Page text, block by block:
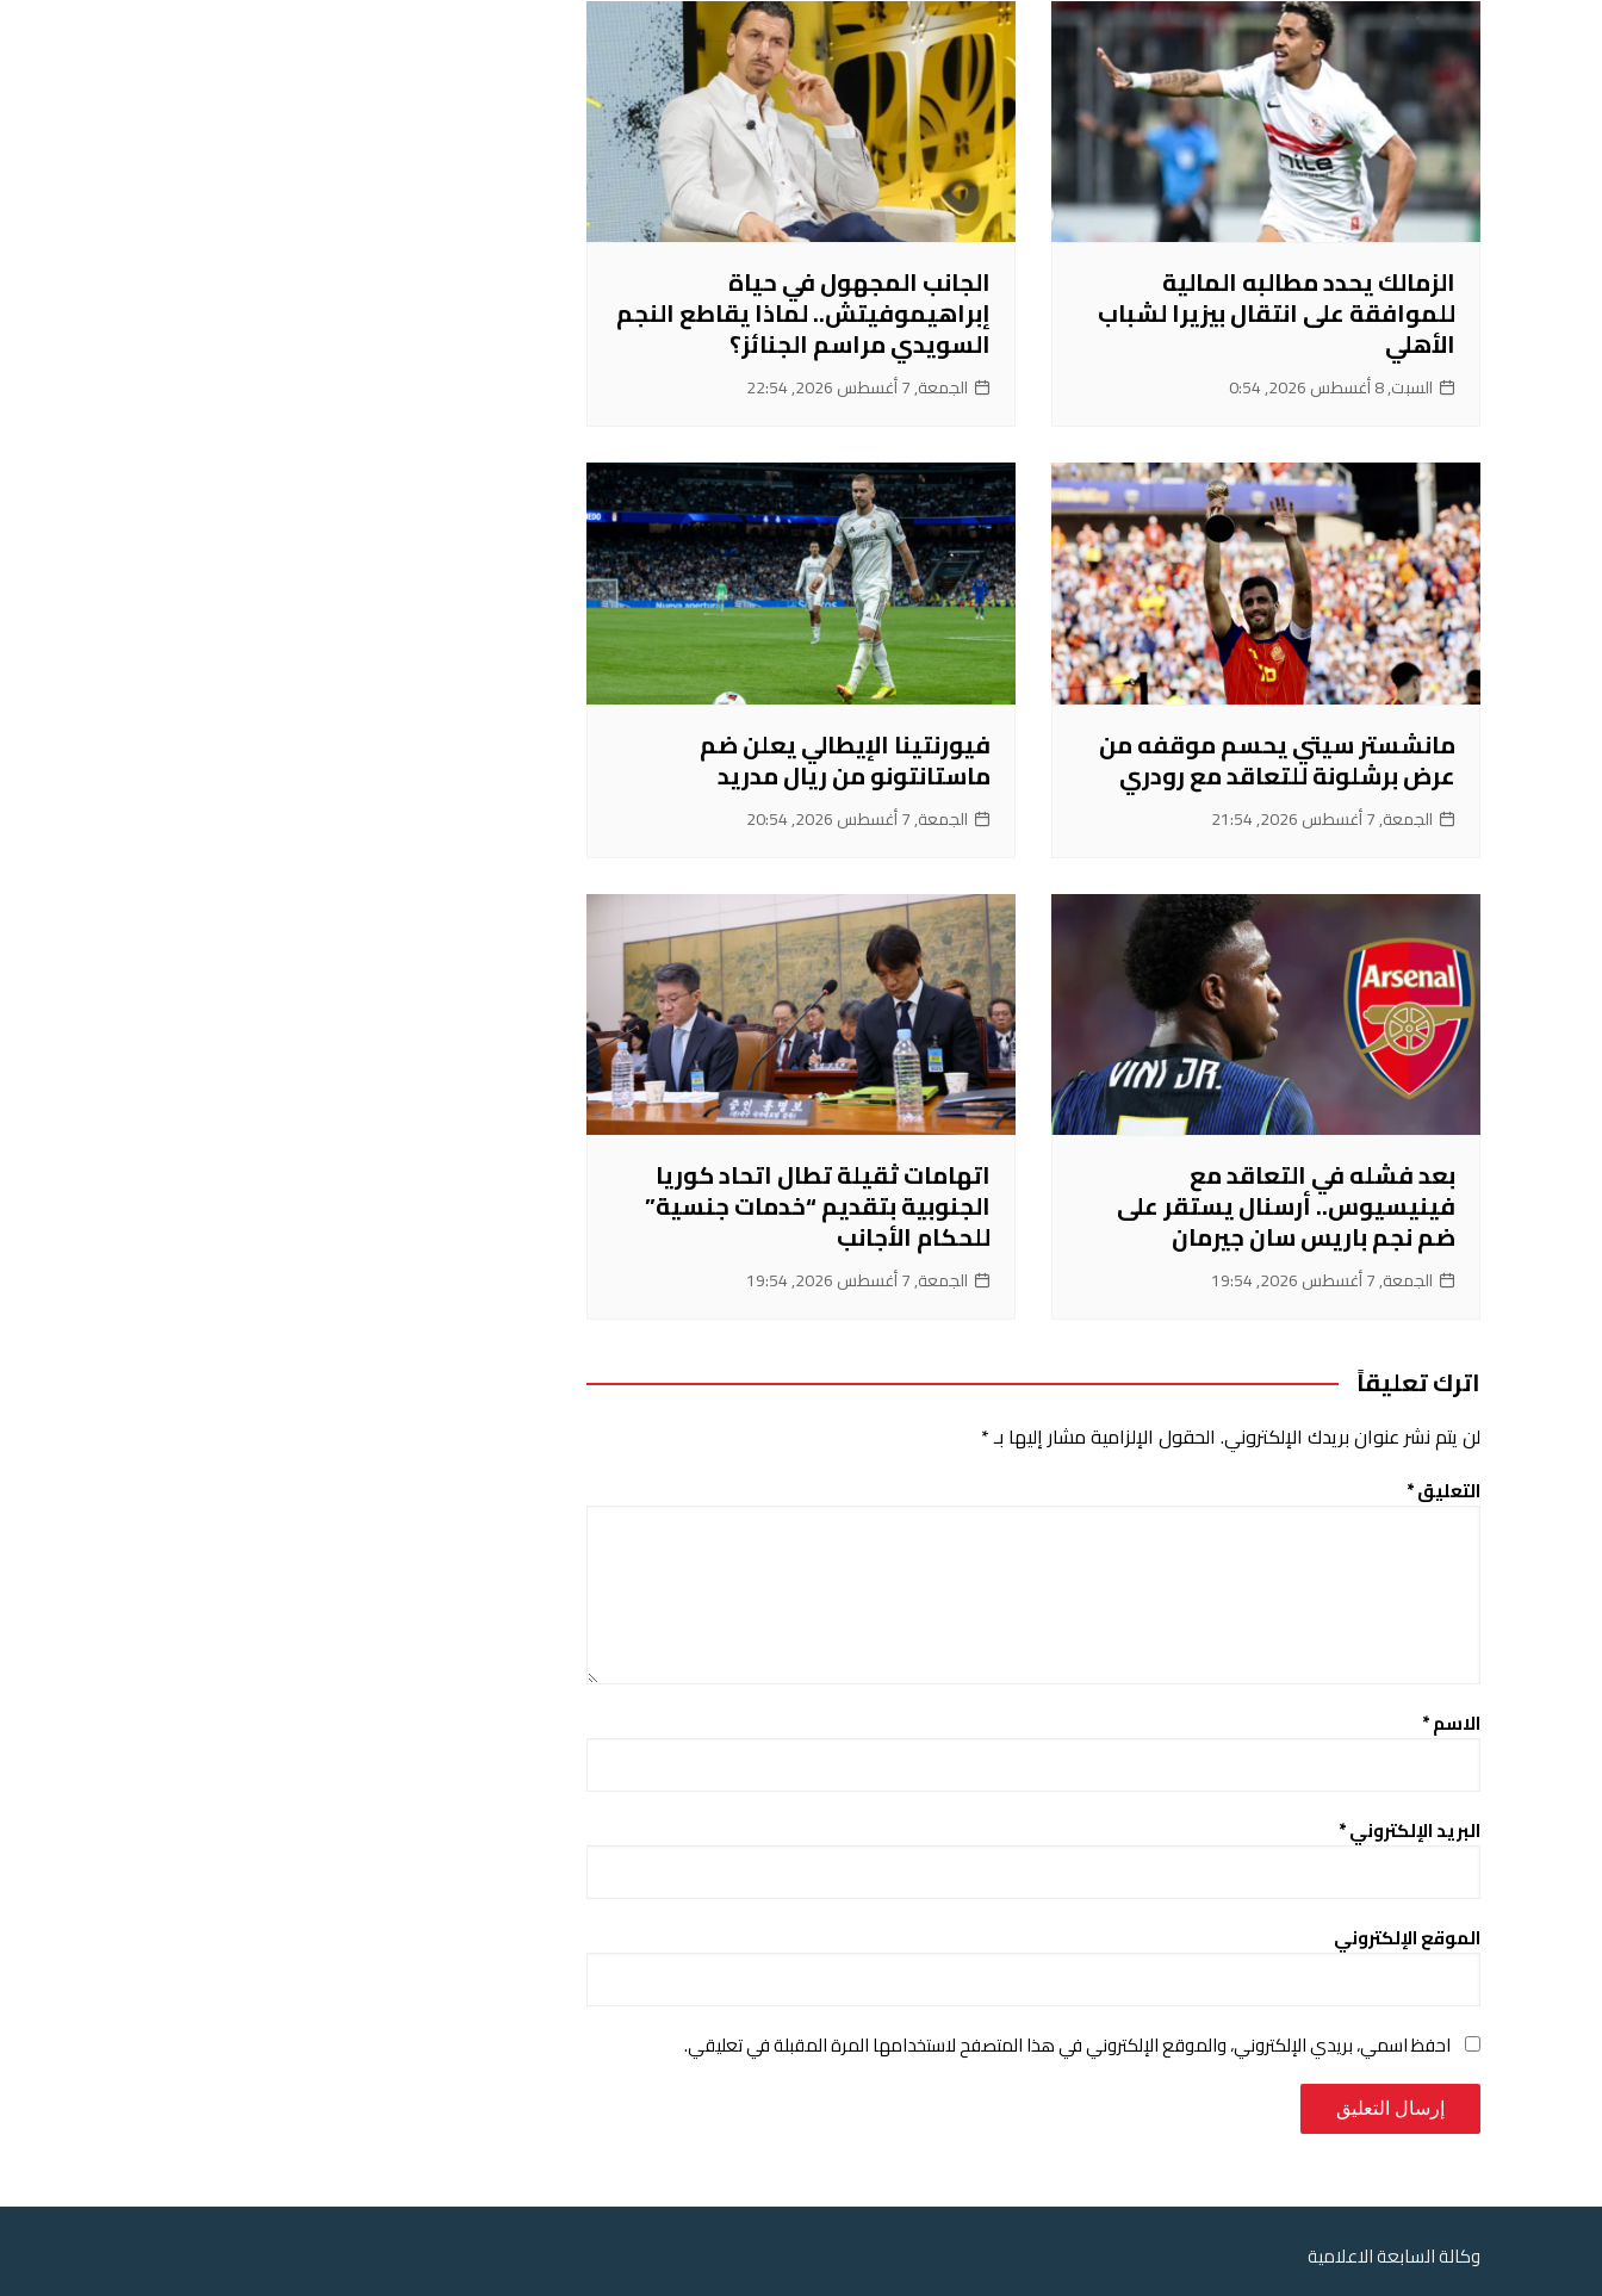
الزمالك يحدد مطالبه المالية
للموافقة على انتقال بيزيرا لشباب
الأهلي
السبت, 8 أغسطس 2026, 0:54
الجانب المجهول في حياة
إبراهيموفيتش.. لماذا يقاطع النجم
السويدي مراسم الجنائز؟
الجمعة, 7 أغسطس 2026, 22:54
مانشستر سيتي يحسم موقفه من
عرض برشلونة للتعاقد مع رودري
الجمعة, 7 أغسطس 2026, 21:54
فيورنتينا الإيطالي يعلن ضم
ماستانتونو من ريال مدريد
الجمعة, 7 أغسطس 2026, 20:54
بعد فشله في التعاقد مع
فينيسيوس.. أرسنال يستقر على
ضم نجم باريس سان جيرمان
الجمعة, 7 أغسطس 2026, 19:54
اتهامات ثقيلة تطال اتحاد كوريا
الجنوبية بتقديم “خدمات جنسية”
للحكام الأجانب
الجمعة, 7 أغسطس 2026, 19:54
اترك تعليقاً
لن يتم نشر عنوان بريدك الإلكتروني. الحقول الإلزامية مشار إليها بـ*
التعليق*
الاسم*
البريد الإلكتروني*
الموقع الإلكتروني
احفظ اسمي، بريدي الإلكتروني، والموقع الإلكتروني في هذا المتصفح لاستخدامها المرة المقبلة في تعليقي.
وكالة السابعة الاعلامية